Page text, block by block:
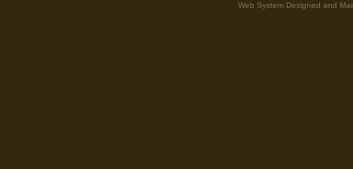
Web System Designed and